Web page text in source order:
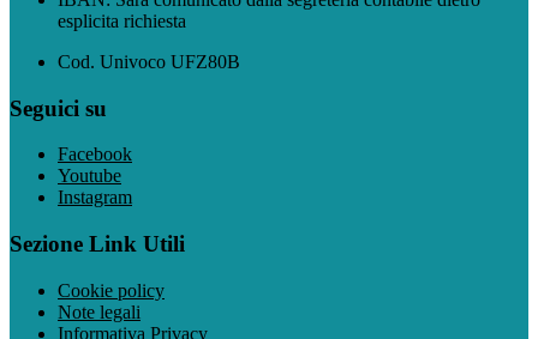
esplicita richiesta
Cod. Univoco UFZ80B
Seguici su
Facebook
Youtube
Instagram
Sezione Link Utili
Cookie policy
Note legali
Informativa Privacy